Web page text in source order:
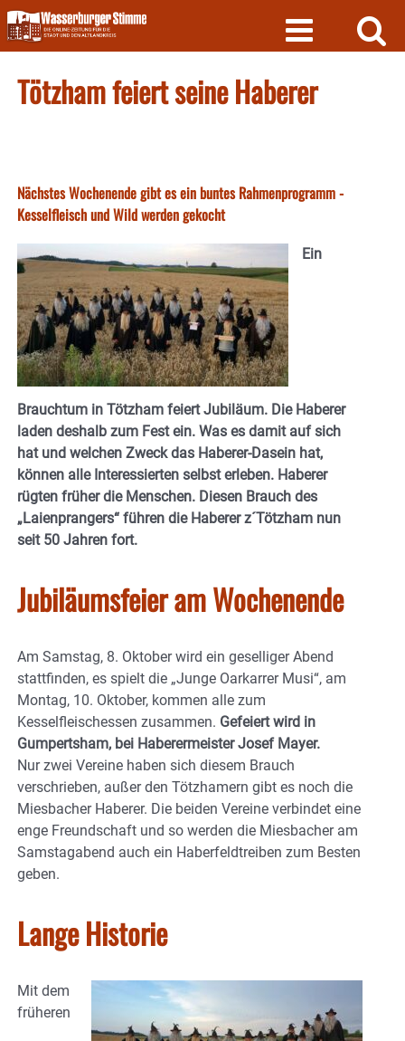
Skip
to
content
Tötzham feiert seine Haberer
Nächstes Wochenende gibt es ein buntes Rahmenprogramm -
Kesselfleisch und Wild werden gekocht
Ein
Brauchtum in Tötzham feiert Jubiläum. Die Haberer
laden deshalb zum Fest ein. Was es damit auf sich
hat und welchen Zweck das Haberer-Dasein hat,
können alle Interessierten selbst erleben. Haberer
rügten früher die Menschen. Diesen Brauch des
„Laienprangers“ führen die Haberer z´Tötzham nun
seit 50 Jahren fort.
Jubiläumsfeier am Wochenende
Am Samstag, 8. Oktober wird ein geselliger Abend
stattfinden, es spielt die „Junge Oarkarrer Musi“, am
Montag, 10. Oktober, kommen alle zum
Kesselfleischessen zusammen. Gefeiert wird in
Gumpertsham, bei Haberermeister Josef Mayer.
Nur zwei Vereine haben sich diesem Brauch
verschrieben, außer den Tötzhamern gibt es noch die
Miesbacher Haberer. Die beiden Vereine verbindet eine
enge Freundschaft und so werden die Miesbacher am
Samstagabend auch ein Haberfeldtreiben zum Besten
geben.
Lange Historie
Mit dem
früheren